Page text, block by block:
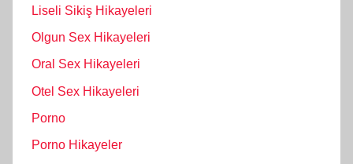
Liseli Sikiş Hikayeleri
Olgun Sex Hikayeleri
Oral Sex Hikayeleri
Otel Sex Hikayeleri
Porno
Porno Hikayeler